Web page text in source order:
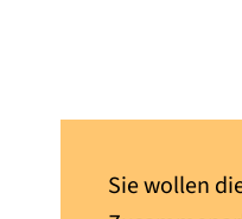
Sie wollen